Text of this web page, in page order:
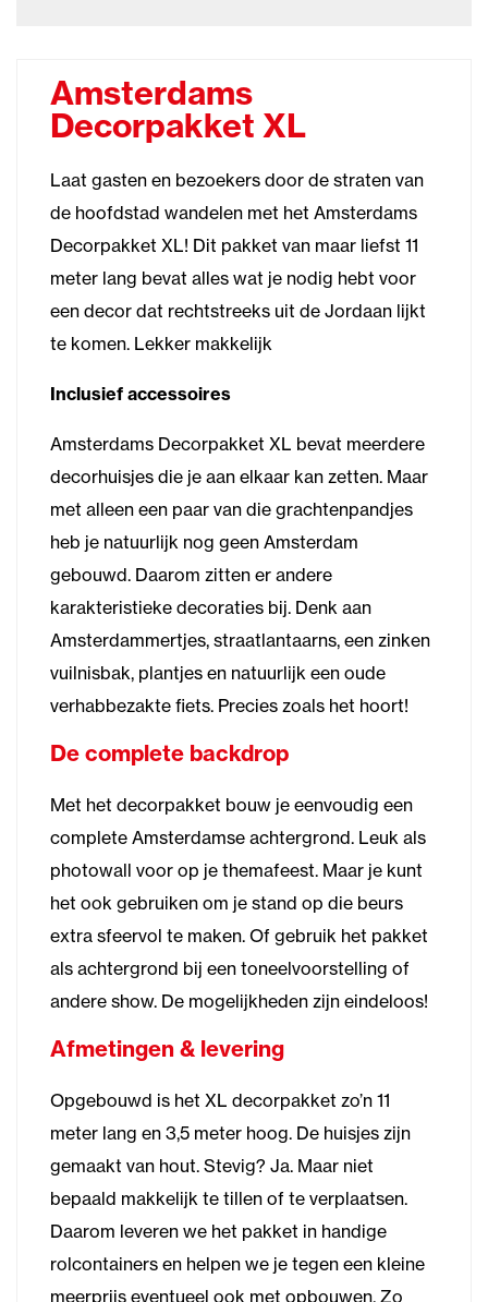
Amsterdams
Decorpakket XL
Laat gasten en bezoekers door de straten van
de hoofdstad wandelen met het Amsterdams
Decorpakket XL! Dit pakket van maar liefst 11
meter lang bevat alles wat je nodig hebt voor
een decor dat rechtstreeks uit de Jordaan lijkt
te komen. Lekker makkelijk
Inclusief accessoires
Amsterdams Decorpakket XL bevat meerdere
decorhuisjes die je aan elkaar kan zetten. Maar
met alleen een paar van die grachtenpandjes
heb je natuurlijk nog geen Amsterdam
gebouwd. Daarom zitten er andere
karakteristieke decoraties bij. Denk aan
Amsterdammertjes, straatlantaarns, een zinken
vuilnisbak, plantjes en natuurlijk een oude
verhabbezakte fiets. Precies zoals het hoort!
De complete backdrop
Met het decorpakket bouw je eenvoudig een
complete Amsterdamse achtergrond. Leuk als
photowall voor op je themafeest. Maar je kunt
het ook gebruiken om je stand op die beurs
extra sfeervol te maken. Of gebruik het pakket
als achtergrond bij een toneelvoorstelling of
andere show. De mogelijkheden zijn eindeloos!
Afmetingen & levering
Opgebouwd is het XL decorpakket zo’n 11
meter lang en 3,5 meter hoog. De huisjes zijn
gemaakt van hout. Stevig? Ja. Maar niet
bepaald makkelijk te tillen of te verplaatsen.
Daarom leveren we het pakket in handige
rolcontainers en helpen we je tegen een kleine
meerprijs eventueel ook met opbouwen. Zo